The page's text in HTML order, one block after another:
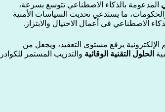
المدعومة بالذكاء الاصطناعي تتوسع بسرعة،
ما يستدعي تحديث السياسات الأمنية
الاصطناعي في أعمال الاحتيال والابتزاز.
الإلكترونية يرفع مستوى التعقيد، ويجعل من
الحلول التقنية الوقائية والتدريب المستمر للكوادر